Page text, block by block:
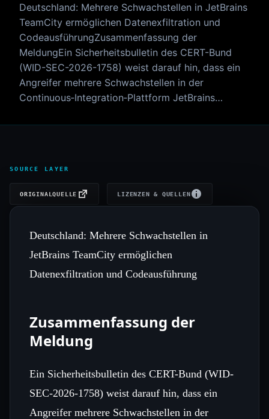
Deutschland: Mehrere Schwachstellen in JetBrains
TeamCity ermöglichen Datenexfiltration und
CodeausführungZusammenfassung der
MeldungEin Sicherheitsbulletin des CERT-Bund
(WID-SEC-2026-1758) weist darauf hin, dass ein
Angreifer mehrere Schwachstellen in der
Continuous‑Integration‑Plattform JetBrains…
SOURCE LAYER
ORIGINALQUELLE LIZENZEN & QUELLEN
Deutschland: Mehrere Schwachstellen in
JetBrains TeamCity ermöglichen
Datenexfiltration und Codeausführung
Zusammenfassung der
Meldung
Ein Sicherheitsbulletin des CERT-Bund (WID-
SEC-2026-1758) weist darauf hin, dass ein
Angreifer mehrere Schwachstellen in der